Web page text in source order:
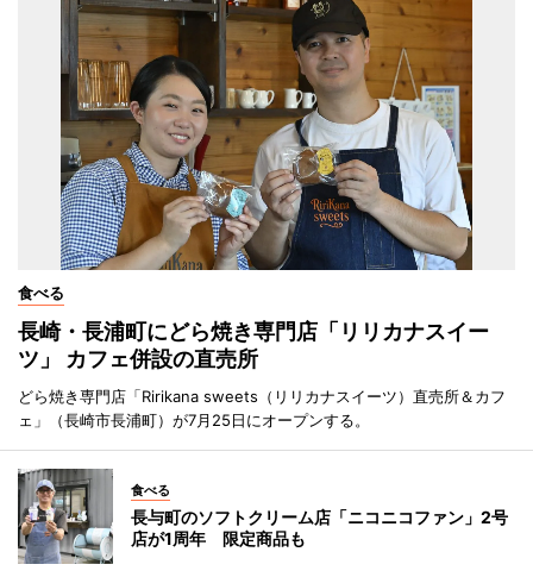
食べる
長崎・長浦町にどら焼き専門店「リリカナスイー
ツ」 カフェ併設の直売所
どら焼き専門店「Ririkana sweets（リリカナスイーツ）直売所＆カフ
ェ」（長崎市長浦町）が7月25日にオープンする。
食べる
長与町のソフトクリーム店「ニコニコファン」2号
店が1周年 限定商品も